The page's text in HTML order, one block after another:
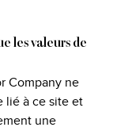
les valeurs de
Company ne
lié à ce site et
une